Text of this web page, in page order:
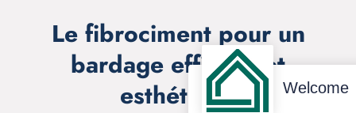
Le fibrociment pour un
bardage efficace et
esthétique
Welcome